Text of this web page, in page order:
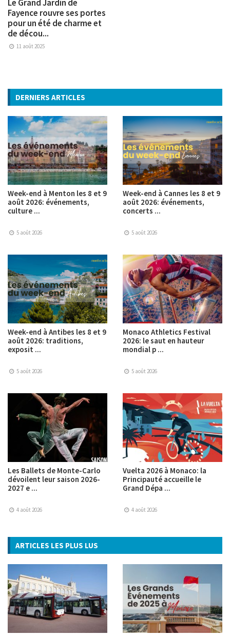
Le Grand Jardin de
Fayence rouvre ses portes
pour un été de charme et
de décou...
11 août 2025
DERNIERS ARTICLES
Week-end à Menton les 8 et 9
août 2026: événements,
culture ...
5 août 2026
Week-end à Cannes les 8 et 9
août 2026: événements,
concerts ...
5 août 2026
Week-end à Antibes les 8 et 9
août 2026: traditions,
exposit ...
5 août 2026
Monaco Athletics Festival
2026: le saut en hauteur
mondial p ...
5 août 2026
Les Ballets de Monte-Carlo
dévoilent leur saison 2026-
2027 e ...
4 août 2026
Vuelta 2026 à Monaco: la
Principauté accueille le
Grand Dépa ...
4 août 2026
ARTICLES LES PLUS LUS